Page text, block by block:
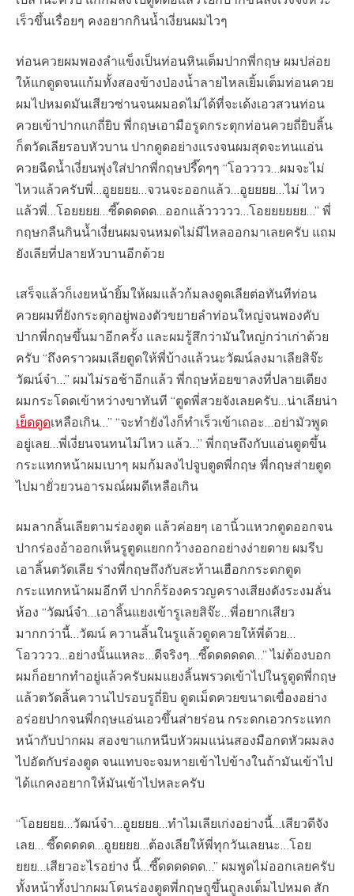
เร็วขึ้นเรื่อยๆ คงอยากกินน้ำเงี่ยนผมไวๆ
ท่อนควยผมพองลำแข็งเป็นท่อนหินเต็มปากพี่กฤษ ผมปล่อย
ให้แกดูดจนแก้มทั้งสองข้างป่องน้ำลายไหลเยิ้มเต็มท่อนควย
ผมไปหมดมันเสียวซ่านจนผมอดไม่ได้ที่จะเด้งเอวสวนท่อน
ควยเข้าปากแกถี่ยิบ พี่กฤษเอามือรูดกระตุกท่อนควยถี่ยิบลิ้น
ก็ตวัดเลียรอบหัวบาน ปากดูดอย่างแรงจนผมสุดจะทนแอ่น
ควยฉีดน้ำเงี่ยนพุ่งใส่ปากพี่กฤษปรี๊ดๆๆ “โอวววว…ผมจะไม่
ไหวแล้วครับพี่…อูยยยย…จวนจะออกแล้ว…อูยยยย…ไม่ ไหว
แล้วพี่…โอยยยย…ซี๊ดดดดด…ออกแล้ววววว…โอยยยยยย…” พี่
กฤษกลืนกินน้ำเงี่ยนผมจนหมดไม่มีไหลออกมาเลยครับ แถม
ยังเลียที่ปลายหัวบานอีกด้วย
เสร็จแล้วก็เงยหน้ายิ้มให้ผมแล้วก้มลงดูดเลียต่อทันทีท่อน
ควยผมที่ยังกระตุกอยู่พองตัวขยายลำท่อนใหญ่จนพองคับ
ปากพี่กฤษขึ้นมาอีกครั้ง และผมรู้สึกว่ามันใหญ่กว่าเก่าด้วย
ครับ “ถึงคราวผมเลียตูดให้พี่บ้างแล้วนะวัฒน์ลงมาเลียสิจ๊ะ
วัฒน์จ๋า…” ผมไม่รอช้าอีกแล้ว พี่กฤษห้อยขาลงที่ปลายเตียง
ผมกระโดดเข้าหว่างขาทันที “ตูดพี่สวยจังเลยครับ…น่าเลียน่า
เย็ดตูดเหลือเกิน…” “จะทำยังไงก็ทำเร็วเข้าเถอะ…อย่ามัวพูด
อยู่เลย…พี่เงี่ยนจนทนไม่ไหว แล้ว…” พี่กฤษถึงกับแอ่นตูดขึ้น
กระแทกหน้าผมเบาๆ ผมก้มลงไปจูบตูดพี่กฤษ พี่กฤษส่ายตูด
ไปมายั่วยวนอารมณ์ผมดีเหลือเกิน
ผมลากลิ้นเลียตามร่องตูด แล้วค่อยๆ เอานิ้วแหวกตูดออกจน
ปากร่องอ้าออกเห็นรูตูดแยกกว้างออกอย่างง่ายดาย ผมรีบ
เอาลิ้นตวัดเลีย ร่างพี่กฤษถึงกับสะท้านเฮือกกระดกตูด
กระแทกหน้าผมอีกที ปากก็ร้องครวญครางเสียงดังระงมลั่น
ห้อง “วัฒน์จ๋า…เอาลิ้นแยงเข้ารูเลยสิจ๊ะ…พี่อยากเสียว
มากกว่านี้…วัฒน์ ควานลิ้นในรูแล้วดูดควยให้พี่ด้วย…
โอวววว…อย่างนั้นแหละ…ดีจริงๆ…ซี๊ดดดดดด…” ไม่ต้องบอก
ผมก็อยากทำอยู่แล้วครับผมแยงลิ้นพรวดเข้าไปในรูตูดพี่กฤษ
แล้วตวัดลิ้นควานไปรอบรูถี่ยิบ ดูดเม็ดควยขนาดเขื่องอย่าง
อร่อยปากจนพี่กฤษแอ่นเอวขึ้นส่ายร่อน กระดกเอวกระแทก
หน้ากับปากผม สองขาแกหนีบหัวผมแน่นสองมือกดหัวผมลง
ไปอัดกับร่องตูด จนแทบจะจมหายเข้าไปข้างในถ้ามันเข้าไป
ได้แกคงอยากให้มันเข้าไปหละครับ
“โอยยยย…วัฒน์จ๋า…อูยยยย…ทำไมเลียเก่งอย่างนี้…เสียวดีจัง
เลย… ซี๊ดดดดด…อูยยยย…ต้องเลียให้พี่ทุกวันเลยนะ…โอย
ยยย…เสียวอะไรอย่าง นี้…ซี๊ดดดดดด…” ผมพูดไม่ออกเลยครับ
ทั้งหน้าทั้งปากผมโดนร่องตูดพี่กฤษถูขึ้นถูลงเต็มไปหมด สัก